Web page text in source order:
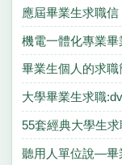
應屆畢業生求職信
機電一體化專業
畢業生個人的求職
大學畢業生求職
55套經典大學生
聽用人單位說—畢